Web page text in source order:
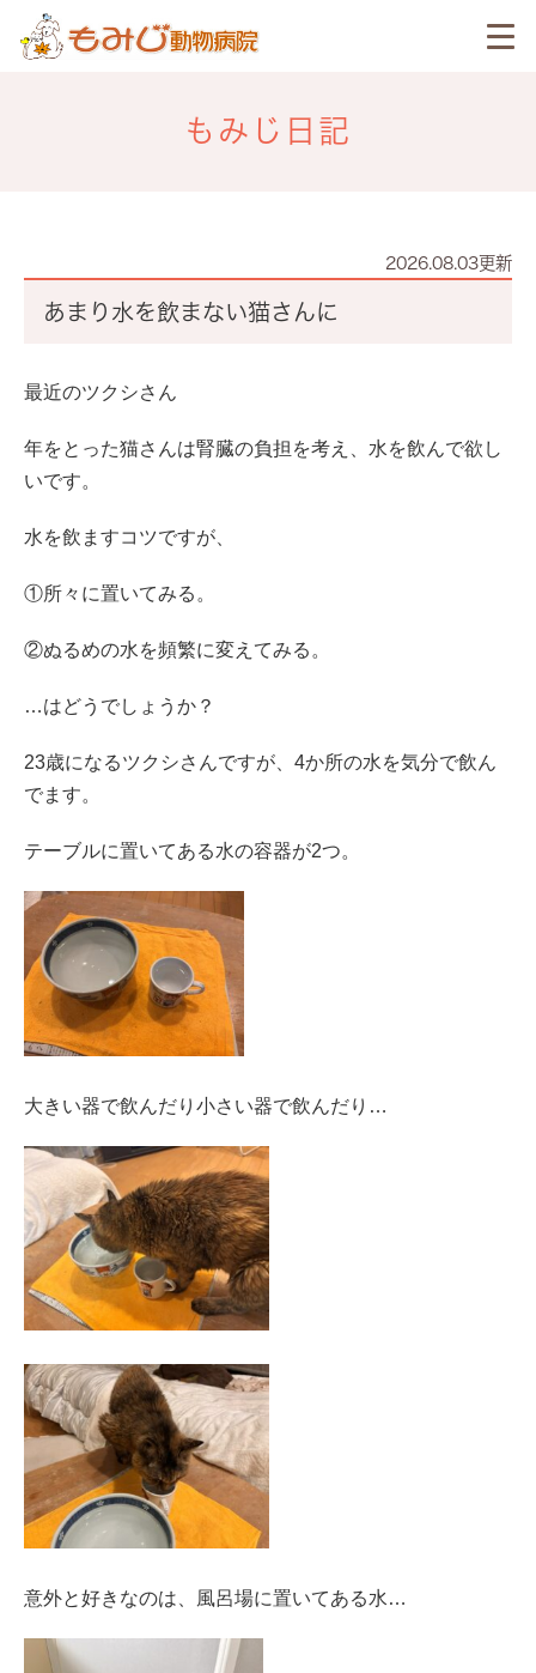
もみじ日記
2026.08.03更新
あまり水を飲まない猫さんに
最近のツクシさん
年をとった猫さんは腎臓の負担を考え、水を飲んで欲し
いです。
水を飲ますコツですが、
①所々に置いてみる。
②ぬるめの水を頻繁に変えてみる。
…はどうでしょうか？
23歳になるツクシさんですが、4か所の水を気分で飲ん
でます。
テーブルに置いてある水の容器が2つ。
大きい器で飲んだり小さい器で飲んだり…
意外と好きなのは、風呂場に置いてある水…